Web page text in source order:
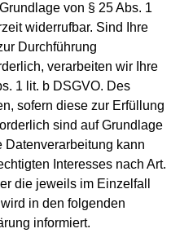
von § 25 Abs. 1
widerrufbar. Sind Ihre
Durchführung
verarbeiten wir Ihre
1 lit. b DSGVO. Des
sofern diese zur Erfüllung
sind auf Grundlage
Datenverarbeitung kann
Interesses nach Art.
die jeweils im Einzelfall
in den folgenden
informiert.